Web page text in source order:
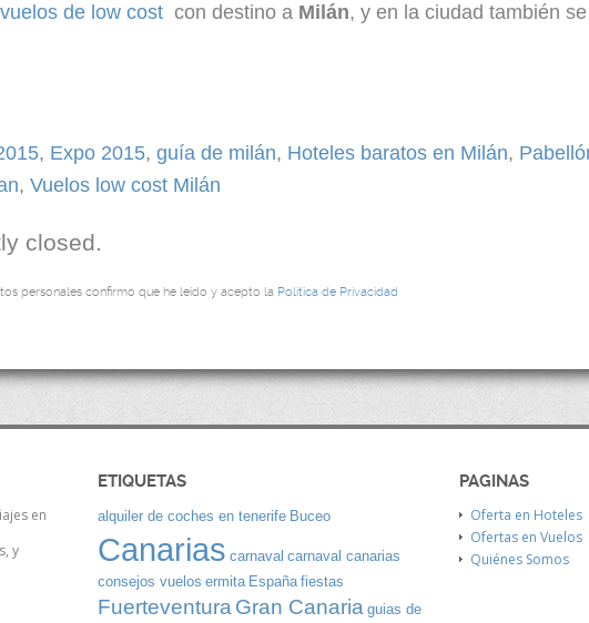
vuelos de low cost con destino a Milán, y en la ciudad también
, Expo 2015, guía de milán, Hoteles baratos en Milán,
, Vuelos low cost Milán
closed.
personales confirmo que he leído y acepto la Política de Privacidad
en
y
ETIQUETAS
alquiler de coches en tenerife Buceo
Canarias carnaval carnaval canarias
consejos vuelos ermita España fiestas
Fuerteventura Gran Canaria guias de
PAGINAS
Oferta en Hoteles
Ofertas en Vuelos
Quiénes Somos